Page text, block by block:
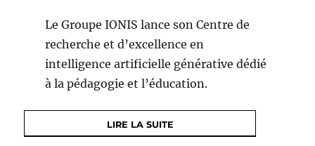
Le Groupe IONIS lance son Centre de
recherche et d’excellence en
intelligence artificielle générative dédié
à la pédagogie et l’éducation.
LIRE LA SUITE